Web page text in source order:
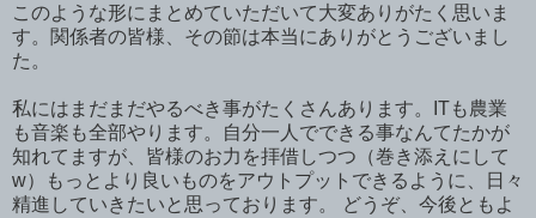
このような形にまとめていただいて大変ありがたく思いま
す。関係者の皆様、その節は本当にありがとうございまし
た。
私にはまだまだやるべき事がたくさんあります。ITも農業
も音楽も全部やります。自分一人でできる事なんてたかが
知れてますが、皆様のお力を拝借しつつ（巻き添えにして
w）もっとより良いものをアウトプットできるように、日々
精進していきたいと思っております。 どうぞ、今後ともよ